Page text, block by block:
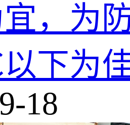
，为
下为
18